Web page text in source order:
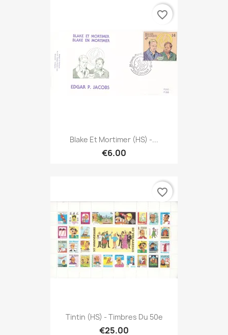
Blake Et Mortimer (HS) -...
€6.00
favorite_border
Tintin (HS) - Timbres Du 50e
€25.00
favorite_border